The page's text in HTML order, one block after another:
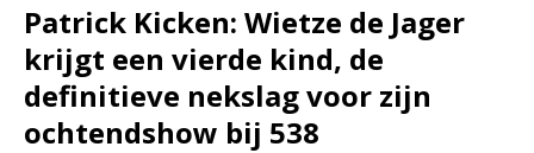
Patrick Kicken: Wietze de Jager
krijgt een vierde kind, de
definitieve nekslag voor zijn
ochtendshow bij 538